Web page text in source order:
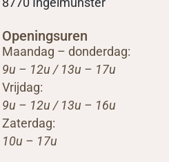
Openingsuren
Maandag – donderdag:
9u – 12u / 13u – 17u
Vrijdag:
9u – 12u / 13u – 16u
Zaterdag:
10u – 17u